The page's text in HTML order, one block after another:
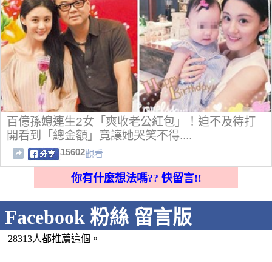
百億孫媳連生2女「爽收老公紅包」！迫不及待打
開看到「總金額」竟讓她哭笑不得....
15602觀看
你有什麼想法嗎?? 快留言!!
Facebook 粉絲 留言版
28313人都推薦這個。